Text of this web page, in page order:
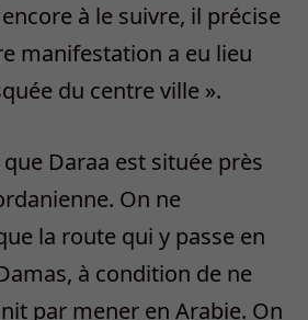
à le suivre, il précise
manifestation a eu lieu
du centre ville ».
Daraa est située près
On ne
la route qui y passe en
à condition de ne
par mener en Arabie. On